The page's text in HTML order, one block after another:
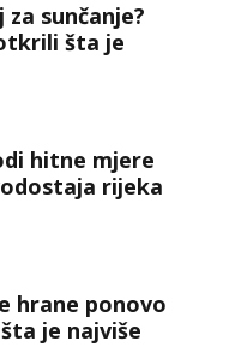
sunčanje?
šta je
hitne mjere
rijeka
hrane ponovo
je najviše